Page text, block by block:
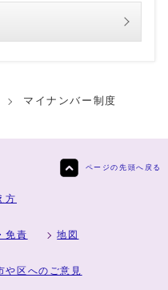
マイナンバー制度
ページの先頭へ戻る
方
免責 地図
や区へのご意見